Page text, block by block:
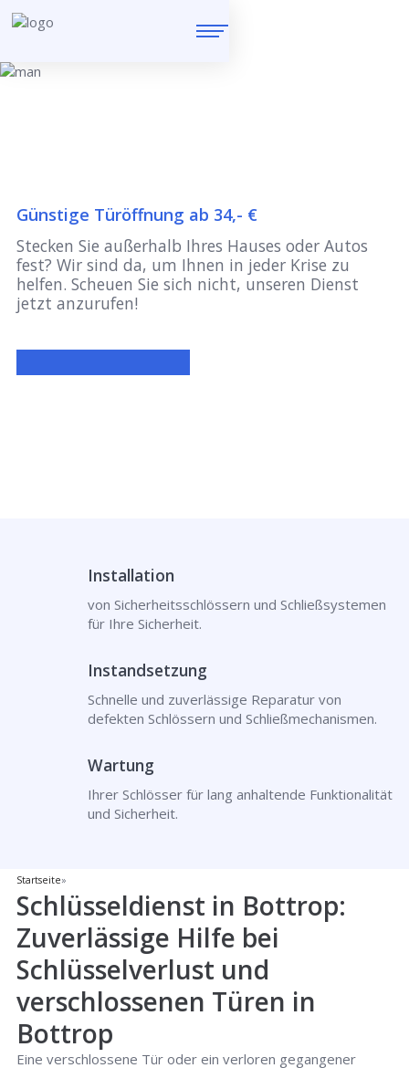
Günstige Türöffnung ab 34,- €
Stecken Sie außerhalb Ihres Hauses oder Autos
fest? Wir sind da, um Ihnen in jeder Krise zu
helfen. Scheuen Sie sich nicht, unseren Dienst
jetzt anzurufen!
Installation
von Sicherheitsschlössern und Schließsystemen
für Ihre Sicherheit.
Instandsetzung
Schnelle und zuverlässige Reparatur von
defekten Schlössern und Schließmechanismen.
Wartung
Ihrer Schlösser für lang anhaltende Funktionalität
und Sicherheit.
Startseite»
Schlüsseldienst in Bottrop:
Zuverlässige Hilfe bei
Schlüsselverlust und
verschlossenen Türen in
Bottrop
Eine verschlossene Tür oder ein verloren gegangener